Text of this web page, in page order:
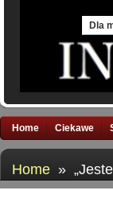
Dla
Home Ciekawe
Home »